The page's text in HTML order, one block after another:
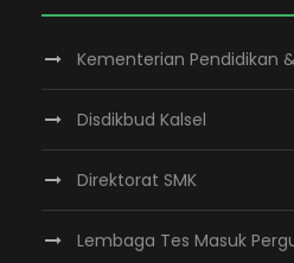
Kementerian Pendidikan
Disdikbud Kalsel
Direktorat SMK
Lembaga Tes Masuk